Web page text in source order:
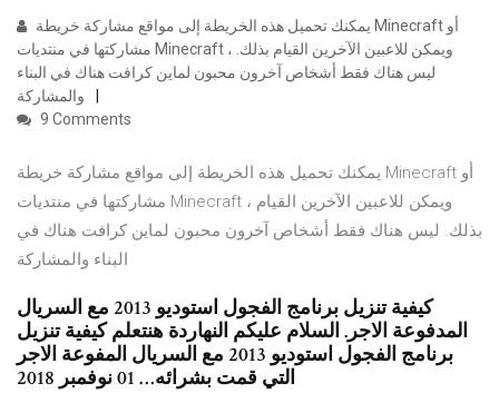
مشاركتها في منتديات Minecraft ، ويمكن للاعبين الآخرين القيام بذلك.
ليس هناك فقط أشخاص آخرون محبون لماين كرافت هناك في البناء
والمشاركة
9 Comments
يمكنك تحميل هذه الخريطة إلى مواقع مشاركة خريطة Minecraft أو
مشاركتها في منتديات Minecraft ، ويمكن للاعبين الآخرين القيام
بذلك. ليس هناك فقط أشخاص آخرون محبون لماين كرافت هناك في
البناء والمشاركة
كيفية تنزيل برنامج الفجول استوديو 2013 مع السريال
المدفوعة الاجر. السلام عليكم النهاردة هنتعلم كيفية تنزيل
برنامج الفجول استوديو 2013 مع السريال المفوعة الاجر
التي قمت بشرائه… 01 نوفمبر 2018